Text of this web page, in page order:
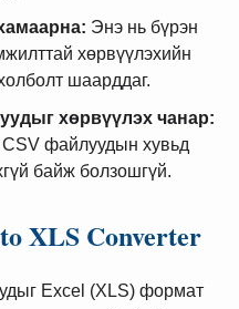
Энэ нь бүрэн
хөрвүүлэхийн
шаарддаг.
хөрвүүлэх чанар:
CSV файлуудын хувьд
байж болзошгүй.
XLS Converter
Excel (XLS) формат